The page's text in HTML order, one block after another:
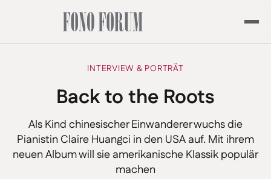
INTERVIEW & PORTRÄT
Back to the Roots
Als Kind chinesischer Einwanderer wuchs die
Pianistin Claire Huangci in den USA auf. Mit ihrem
neuen Album will sie amerikanische Klassik populär
machen